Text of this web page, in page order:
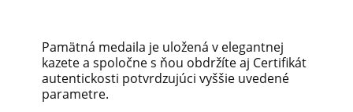
Pamätná medaila je uložená v elegantnej
kazete a spoločne s ňou obdržíte aj Certifikát
autentickosti potvrdzujúci vyššie uvedené
parametre.